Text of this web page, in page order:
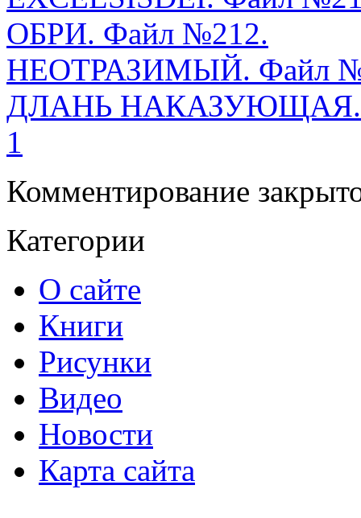
ОБРИ. Файл №212.
НЕОТРАЗИМЫЙ. Файл
ДЛАНЬ НАКАЗУЮЩАЯ.
1
Комментирование
Категории
О сайте
Книги
Рисунки
Видео
Новости
Карта сайта